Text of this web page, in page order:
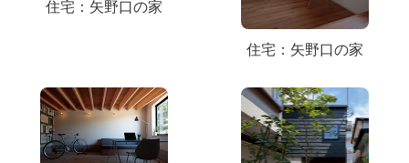
住宅：矢野口の家
住宅：矢野口の家